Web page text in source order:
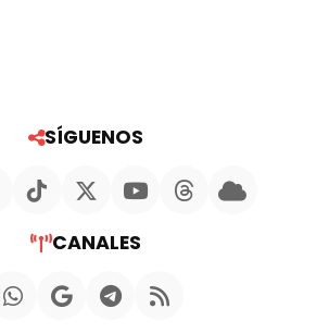
SÍGUENOS
CANALES